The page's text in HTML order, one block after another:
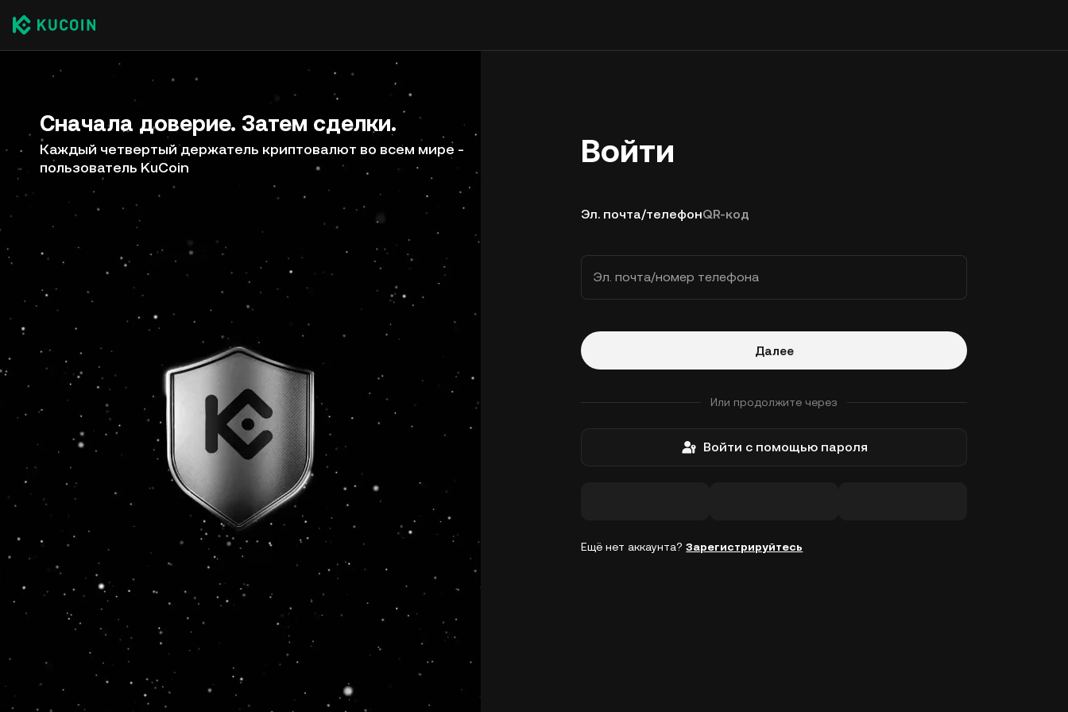
Сначала доверие. Затем сделки.
Каждый четвертый держатель криптовалют во всем мире -
пользователь KuCoin
Войти
Эл. почта/телефонQR-код
Эл. почта/номер телефона
Далее
Или продолжите через
Войти с помощью пароля
Ещё нет аккаунта?Зарегистрируйтесь